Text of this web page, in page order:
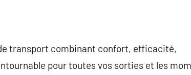
transport combinant confort, efficacité,
pour toutes vos sorties et les